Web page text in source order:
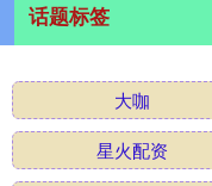
话题标签
大咖
星火配资